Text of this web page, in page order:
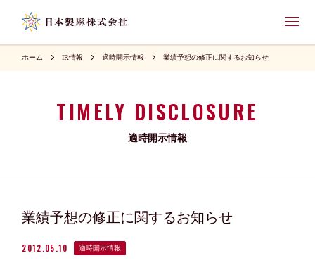
ホーム IR情報 適時開示情報 業績予想の修正に関するお知らせ
TIMELY DISCLOSURE
適時開示情報
業績予想の修正に関するお知らせ
2012.05.10 適時開示情報